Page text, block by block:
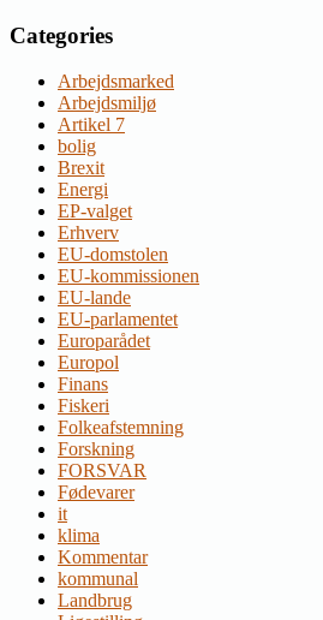
Categories
Arbejdsmarked
Arbejdsmiljø
Artikel 7
bolig
Brexit
Energi
EP-valget
Erhverv
EU-domstolen
EU-kommissionen
EU-lande
EU-parlamentet
Europarådet
Europol
Finans
Fiskeri
Folkeafstemning
Forskning
FORSVAR
Fødevarer
it
klima
Kommentar
kommunal
Landbrug